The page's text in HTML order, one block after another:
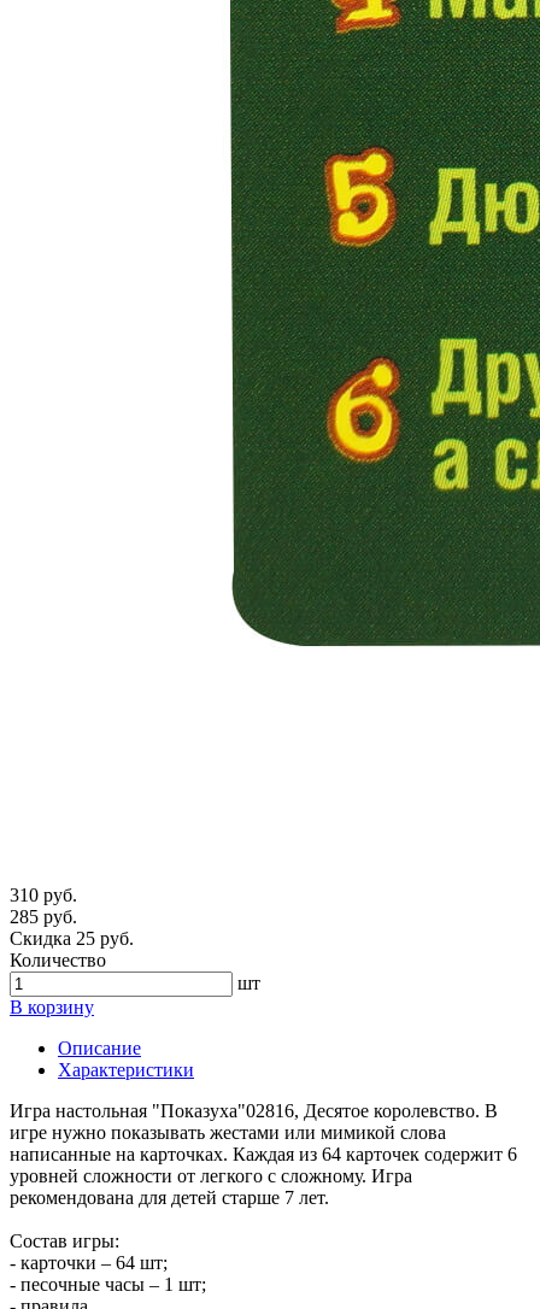
310 руб.
285 руб.
Скидка 25 руб.
Количество
шт
В корзину
Описание
Характеристики
Игра настольная "Показуха"02816, Десятое королевство. В
игре нужно показывать жестами или мимикой слова
написанные на карточках. Каждая из 64 карточек содержит 6
уровней сложности от легкого с сложному. Игра
рекомендована для детей старше 7 лет.
Состав игры:
- карточки – 64 шт;
- песочные часы – 1 шт;